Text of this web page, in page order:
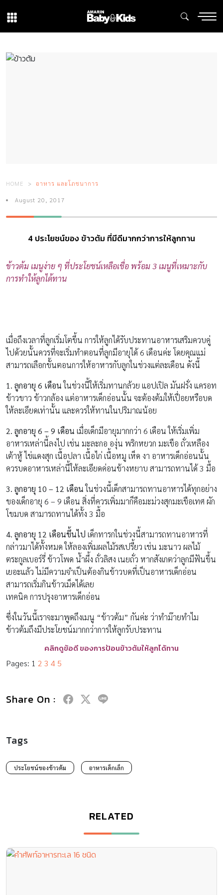
HOME อาหาร และโภชนาการ
August 20, 2017
4 ประโยชน์ของ ข้าวต้ม ที่มีดีมากกว่าการให้ลูกทาน
ข้าวต้ม เมนูง่าย ๆ ที่ประโยชน์เหลือเชื่อ พร้อม 3 เมนูที่เหมาะกับ
การทำให้ลูกได้ทาน
เมื่อถึงเวลาที่ลูกเริ่มโตขึ้น การให้ลูกได้รับประทานอาหารเสริมควบคู่
ไปด้วยนั้นควรที่จะเริ่มทำตอนที่ลูกมีอายุได้ 6 เดือนค่ะ โดยคุณแม่
สามารถเลือกขั้นตอนการให้อาหารกับลูกในช่วงแต่ละเดือน ดังนี้
1. ลูกอายุ 6 เดือนในช่วงนี้ให้เริ่มทานกล้วย แอปเปิล มันฝรั่ง แครอท
ข้าวขาว ข้าวกล้อง แต่อาหารเด็กอ่อนนั้น จะต้องต้มให้เปื่อยหรือบด
ให้ละเอียดเท่านั้น และควรให้ทานในปริมาณน้อย
2. ลูกอายุ 6 – 9 เดือน เมื่อเด็กมีอายุมากกว่า 6 เดือน ให้เริ่มเพิ่ม
อาหารเหล่านี้ลงไป เช่น มะละกอ องุ่น พริกหยวก มะเขือ ถั่วเหลือง
เต้าหู้ ไข่แดงสุก เนื้อปลา เนื้อไก่ เนื้อหมู เห็ด งา อาหารเด็กอ่อนนั้น
ควรบดอาหารเหล่านี้ให้ละเอียดค่อนข้างหยาบ สามารถทานได้ 3 มื้อ
3. ลูกอายุ 10 – 12 เดือนในช่วงนี้เด็กสามารถทานอาหารได้ทุกอย่าง
ของเด็กอายุ 6 – 9 เดือน สิ่งที่ควรเพิ่มมาก็คือมะม่วงสุกมะเขือเทศ ผัก
โขมบด สามารถทานได้ทั้ง 3 มื้อ
4. ลูกอายุ 12 เดือนขึ้นไป เด็กทารกในช่วงนี้สามารถทานอาหารที่
กล่าวมาได้ทั้งหมด ให้ลองเพิ่มผลไม้รสเปรี้ยว เช่น มะนาว ผลไม้
ตระกูลเบอร์รี่ ข้าวโพด น้ำผึ้ง ถั่วลิสง เนยถั่ว หากสังเกตว่าลูกมีฟันขึ้น
เยอะแล้ว ไม่มีความจำเป็นต้องกินข้าวบดที่เป็นอาหารเด็กอ่อน
สามารถเริ่มกินข้าวเม็ดได้เลย
เทคนิค การปรุงอาหารเด็กอ่อน
ซึ่งในวันนี้เราจะมาพูดถึงเมนู “ข้าวต้ม” กันค่ะ ว่าทำม๊ายทำไม
ข้าวต้มถึงมีประโยชน์มากกว่าการให้ลูกรับประทาน
คลิกดูข้อดี ของการป้อนข้าวต้มให้ลูกได้ทาน
Pages: 1 2 3 4 5
Share On :
Tags
ประโยชน์ของข้าวต้ม อาหารเด็กเล็ก
RELATED